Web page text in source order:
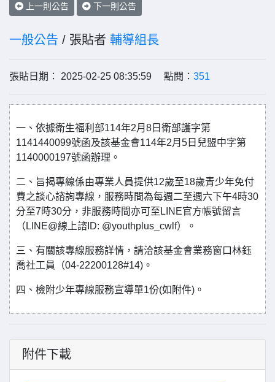
上一則公告 下一則公告
一般公告 / 張貼者 輔導組長
張貼日期： 2025-02-25 08:35:59 點閱： 351
一、依據衛生福利部114年2月8日衛部護字第
1141440099號函及該基金會114年2月5日兒盟中字第
1140000197號函辦理。
二、旨揭專線係由專業人員提供12歲至18歲青少年免付
費之談心諮詢專線，服務時間為每週二至週六下午4時30
分至7時30分，非服務時間亦可至LINE官方帳號留言
（LINE@線上諮ID: @youthplus_cwlf）。
三、有關該專線服務詳情，請洽該基金會業務窗口林鈺
喬社工員（04-22200128#14)。
四、檢附少年專線服務宣導單1份(如附件)。
附件下載